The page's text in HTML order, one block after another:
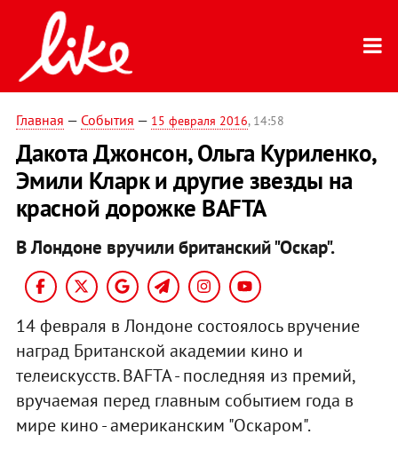
Главная — События — 15 февраля 2016, 14:58
Дакота Джонсон, Ольга Куриленко,
Эмили Кларк и другие звезды на
красной дорожке BAFTA
В Лондоне вручили британский "Оскар".
14 февраля в Лондоне состоялось вручение
наград Британской академии кино и
телеискусств. BAFTA - последняя из премий,
вручаемая перед главным событием года в
мире кино - американским "Оскаром".